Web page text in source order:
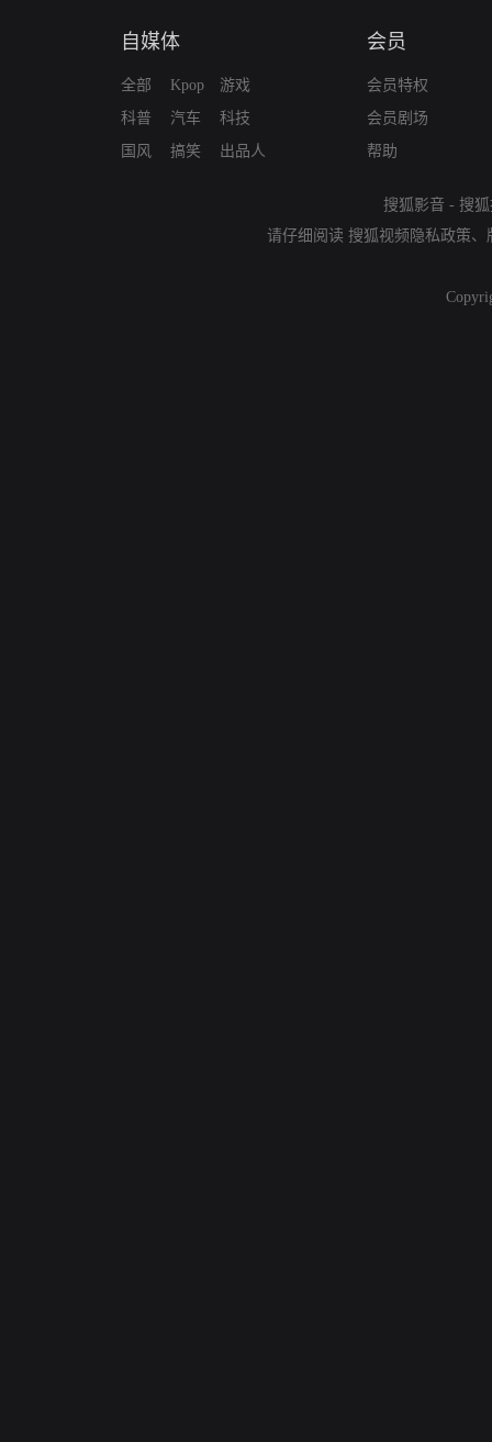
自媒体
全部
科普
国风
Kpop
汽车
搞笑
游戏
科技
出品人
会员
会员特权
会员剧场
帮助
搜狐影音 - 搜
请仔细阅读 搜狐视频隐私政策、